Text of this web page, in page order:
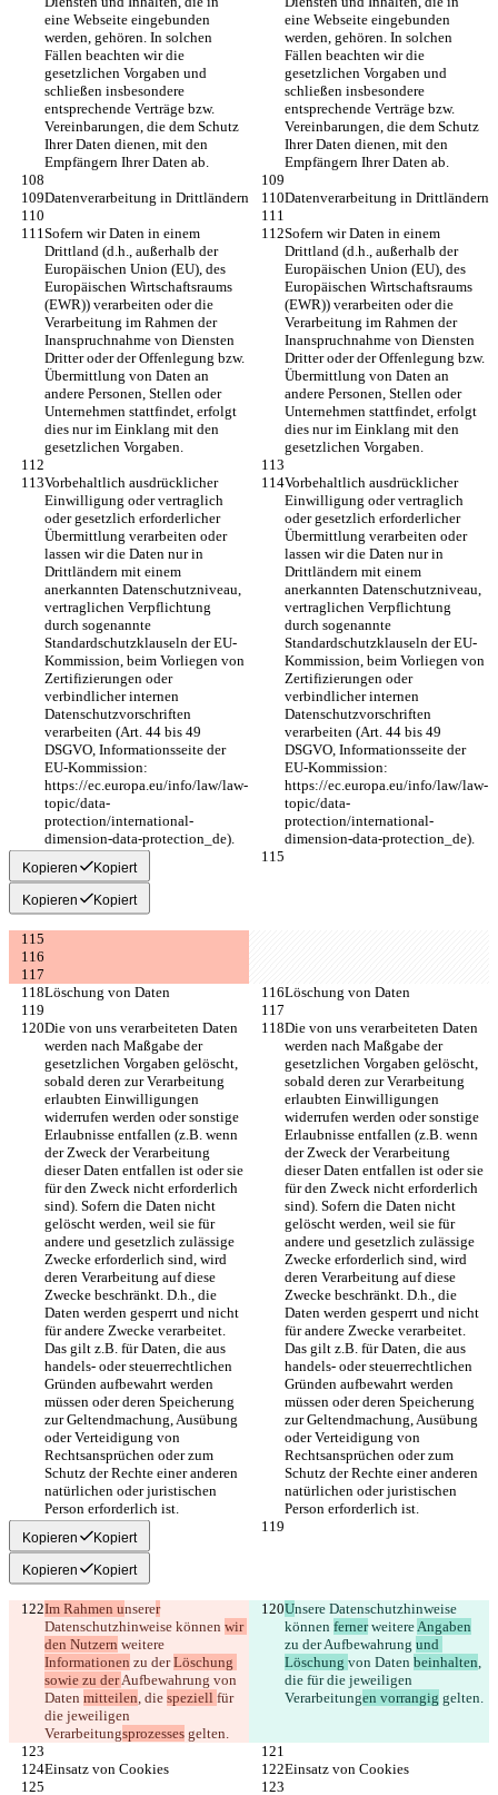
eine Webseite eingebunden
werden, gehören. In solchen
Fällen beachten wir die
gesetzlichen Vorgaben und
schließen insbesondere
entsprechende Verträge bzw.
Vereinbarungen, die dem Schutz
Ihrer Daten dienen, mit den
Empfängern Ihrer Daten ab.
eine Webseite eingebunden
werden, gehören. In solchen
Fällen beachten wir die
gesetzlichen Vorgaben und
schließen insbesondere
entsprechende Verträge bzw.
Vereinbarungen, die dem Schutz
Ihrer Daten dienen, mit den
Empfängern Ihrer Daten ab.
Datenverarbeitung in Drittländern Datenverarbeitung in Drittländern
Sofern wir Daten in einem
Drittland (d.h., außerhalb der
Europäischen Union (EU), des
Europäischen Wirtschaftsraums
(EWR)) verarbeiten oder die
Verarbeitung im Rahmen der
Inanspruchnahme von Diensten
Dritter oder der Offenlegung bzw.
Übermittlung von Daten an
andere Personen, Stellen oder
Unternehmen stattfindet, erfolgt
dies nur im Einklang mit den
gesetzlichen Vorgaben.
Sofern wir Daten in einem
Drittland (d.h., außerhalb der
Europäischen Union (EU), des
Europäischen Wirtschaftsraums
(EWR)) verarbeiten oder die
Verarbeitung im Rahmen der
Inanspruchnahme von Diensten
Dritter oder der Offenlegung bzw.
Übermittlung von Daten an
andere Personen, Stellen oder
Unternehmen stattfindet, erfolgt
dies nur im Einklang mit den
gesetzlichen Vorgaben.
Vorbehaltlich ausdrücklicher
Einwilligung oder vertraglich
oder gesetzlich erforderlicher
Übermittlung verarbeiten oder
lassen wir die Daten nur in
Drittländern mit einem
anerkannten Datenschutzniveau,
vertraglichen Verpflichtung
durch sogenannte
Standardschutzklauseln der EU-
Kommission, beim Vorliegen von
Zertifizierungen oder
verbindlicher internen
Datenschutzvorschriften
verarbeiten (Art. 44 bis 49
DSGVO, Informationsseite der
EU-Kommission:
https://ec.europa.eu/info/law/law-
topic/data-
protection/international-
dimension-data-protection_de).
Vorbehaltlich ausdrücklicher
Einwilligung oder vertraglich
oder gesetzlich erforderlicher
Übermittlung verarbeiten oder
lassen wir die Daten nur in
Drittländern mit einem
anerkannten Datenschutzniveau,
vertraglichen Verpflichtung
durch sogenannte
Standardschutzklauseln der EU-
Kommission, beim Vorliegen von
Zertifizierungen oder
verbindlicher internen
Datenschutzvorschriften
verarbeiten (Art. 44 bis 49
DSGVO, Informationsseite der
EU-Kommission:
https://ec.europa.eu/info/law/law-
topic/data-
protection/international-
dimension-data-protection_de).
Kopieren Kopiert
Kopieren Kopiert
Löschung von Daten Löschung von Daten
Die von uns verarbeiteten Daten
werden nach Maßgabe der
gesetzlichen Vorgaben gelöscht,
sobald deren zur Verarbeitung
erlaubten Einwilligungen
widerrufen werden oder sonstige
Erlaubnisse entfallen (z.B. wenn
der Zweck der Verarbeitung
dieser Daten entfallen ist oder sie
für den Zweck nicht erforderlich
sind). Sofern die Daten nicht
gelöscht werden, weil sie für
andere und gesetzlich zulässige
Zwecke erforderlich sind, wird
deren Verarbeitung auf diese
Zwecke beschränkt. D.h., die
Daten werden gesperrt und nicht
für andere Zwecke verarbeitet.
Das gilt z.B. für Daten, die aus
handels- oder steuerrechtlichen
Gründen aufbewahrt werden
müssen oder deren Speicherung
zur Geltendmachung, Ausübung
oder Verteidigung von
Rechtsansprüchen oder zum
Schutz der Rechte einer anderen
natürlichen oder juristischen
Person erforderlich ist.
Die von uns verarbeiteten Daten
werden nach Maßgabe der
gesetzlichen Vorgaben gelöscht,
sobald deren zur Verarbeitung
erlaubten Einwilligungen
widerrufen werden oder sonstige
Erlaubnisse entfallen (z.B. wenn
der Zweck der Verarbeitung
dieser Daten entfallen ist oder sie
für den Zweck nicht erforderlich
sind). Sofern die Daten nicht
gelöscht werden, weil sie für
andere und gesetzlich zulässige
Zwecke erforderlich sind, wird
deren Verarbeitung auf diese
Zwecke beschränkt. D.h., die
Daten werden gesperrt und nicht
für andere Zwecke verarbeitet.
Das gilt z.B. für Daten, die aus
handels- oder steuerrechtlichen
Gründen aufbewahrt werden
müssen oder deren Speicherung
zur Geltendmachung, Ausübung
oder Verteidigung von
Rechtsansprüchen oder zum
Schutz der Rechte einer anderen
natürlichen oder juristischen
Person erforderlich ist.
Kopieren Kopiert
Kopieren Kopiert
Im Rahmen unserer
Datenschutzhinweise können wir
den Nutzern weitere
Informationen zu der Löschung
sowie zu der Aufbewahrung von
Daten mitteilen, die speziell für
die jeweiligen
Verarbeitungsprozesses gelten.
Unsere Datenschutzhinweise
können ferner weitere Angaben
zu der Aufbewahrung und
Löschung von Daten beinhalten,
die für die jeweiligen
Verarbeitungen vorrangig gelten.
Einsatz von Cookies Einsatz von Cookies